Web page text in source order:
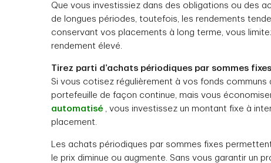
Que vous investissiez dans des obligations ou des
de longues périodes, toutefois, les rendements
conservant vos placements à long terme, vous
rendement élevé.
Tirez parti d’achats périodiques par sommes fixes
Si vous cotisez régulièrement à vos fonds
portefeuille de façon continue, mais vous
automatisé , vous investissez un montant fixe à
placement.
Les achats périodiques par sommes fixes
le prix diminue ou augmente. Sans vous garantir